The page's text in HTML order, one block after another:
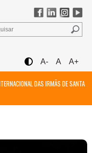
A- A A+
DAS IRMÃS DE SANTA